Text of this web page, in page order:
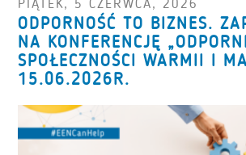
PIĄTEK, 5 CZERWCA, 2026
ODPORNOŚĆ TO BIZNES.
NA KONFERENCJĘ
SPOŁECZNOŚCI WARMII I
15.06.2026R.